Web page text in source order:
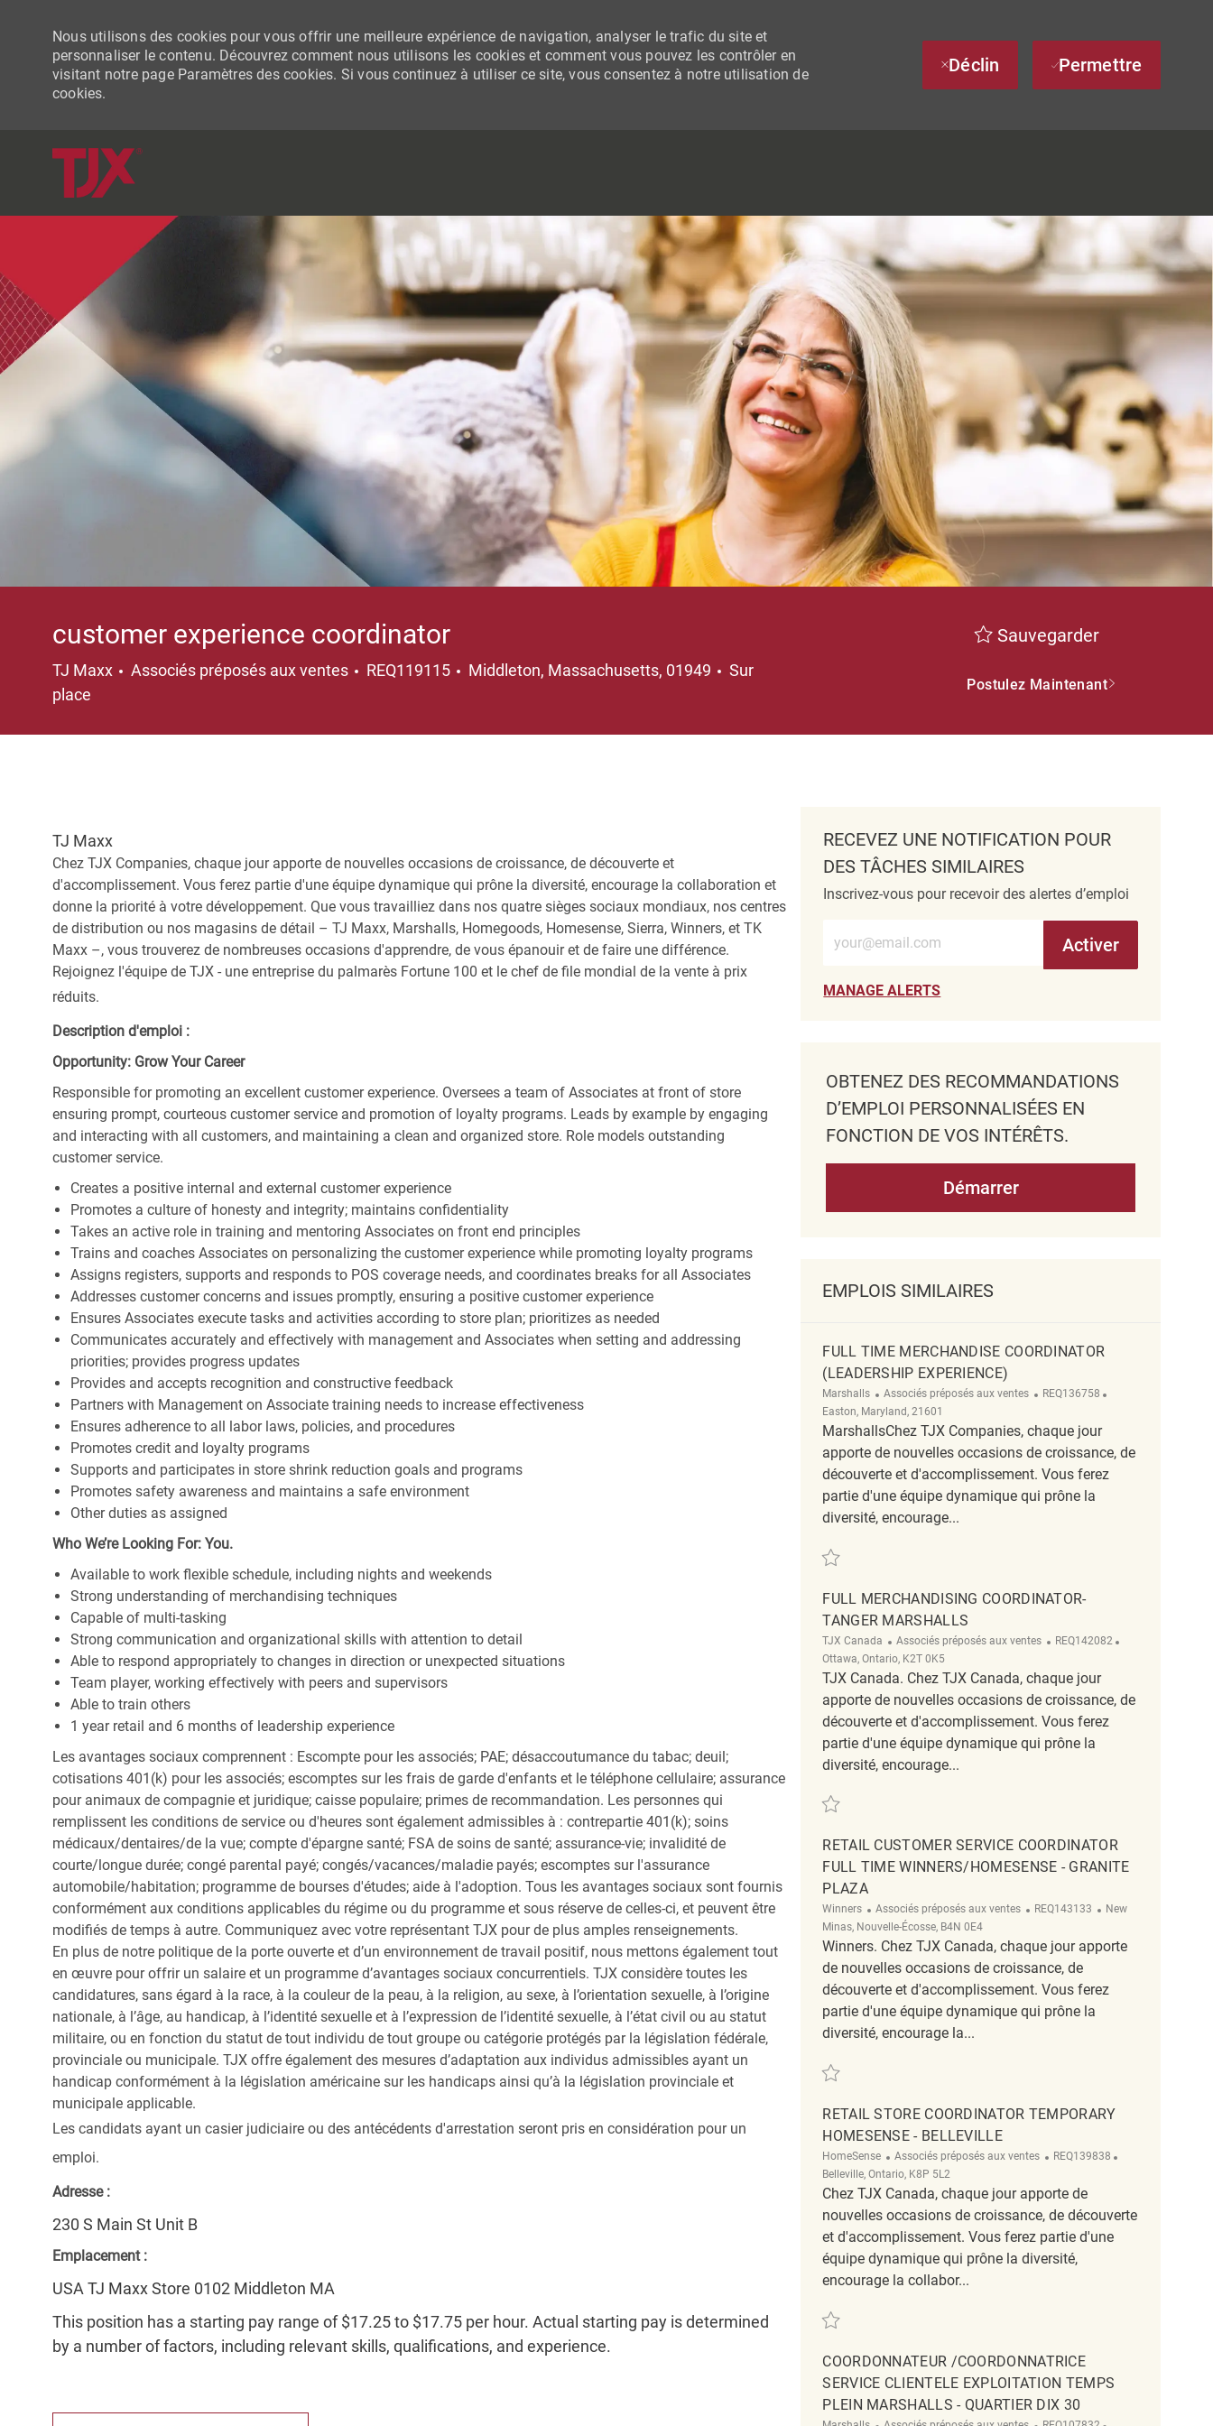
Nous utilisons des cookies pour vous offrir une meilleure expérience de navigation, analyser le trafic du site et
personnaliser le contenu. Découvrez comment nous utilisons les cookies et comment vous pouvez les contrôler en
visitant notre page Paramètres des cookies. Si vous continuez à utiliser ce site, vous consentez à notre utilisation de
cookies.
Déclin Permettre
customer experience coordinator
TJ Maxx Catégorie
Associés préposés aux ventes REQ119115 Emplacement
Middleton, Massachusetts, 01949
Sur
place
Sauvegarder
Postulez Maintenant
TJ Maxx
Chez TJX Companies, chaque jour apporte de nouvelles occasions de croissance, de découverte et
d'accomplissement. Vous ferez partie d'une équipe dynamique qui prône la diversité, encourage la collaboration et
donne la priorité à votre développement. Que vous travailliez dans nos quatre sièges sociaux mondiaux, nos centres
de distribution ou nos magasins de détail – TJ Maxx, Marshalls, Homegoods, Homesense, Sierra, Winners, et TK
Maxx –, vous trouverez de nombreuses occasions d'apprendre, de vous épanouir et de faire une différence.
Rejoignez l'équipe de TJX - une entreprise du palmarès Fortune 100 et le chef de file mondial de la vente à prix
réduits.
Description d'emploi :
Opportunity: Grow Your Career
Responsible for promoting an excellent customer experience. Oversees a team of Associates at front of store
ensuring prompt, courteous customer service and promotion of loyalty programs. Leads by example by engaging
and interacting with all customers, and maintaining a clean and organized store. Role models outstanding
customer service.
Creates a positive internal and external customer experience
Promotes a culture of honesty and integrity; maintains confidentiality
Takes an active role in training and mentoring Associates on front end principles
Trains and coaches Associates on personalizing the customer experience while promoting loyalty programs
Assigns registers, supports and responds to POS coverage needs, and coordinates breaks for all Associates
Addresses customer concerns and issues promptly, ensuring a positive customer experience
Ensures Associates execute tasks and activities according to store plan; prioritizes as needed
Communicates accurately and effectively with management and Associates when setting and addressing
priorities; provides progress updates
Provides and accepts recognition and constructive feedback
Partners with Management on Associate training needs to increase effectiveness
Ensures adherence to all labor laws, policies, and procedures
Promotes credit and loyalty programs
Supports and participates in store shrink reduction goals and programs
Promotes safety awareness and maintains a safe environment
Other duties as assigned
Who We’re Looking For: You.
Available to work flexible schedule, including nights and weekends
Strong understanding of merchandising techniques
Capable of multi-tasking
Strong communication and organizational skills with attention to detail
Able to respond appropriately to changes in direction or unexpected situations
Team player, working effectively with peers and supervisors
Able to train others
1 year retail and 6 months of leadership experience
Les avantages sociaux comprennent : Escompte pour les associés; PAE; désaccoutumance du tabac; deuil;
cotisations 401(k) pour les associés; escomptes sur les frais de garde d'enfants et le téléphone cellulaire; assurance
pour animaux de compagnie et juridique; caisse populaire; primes de recommandation. Les personnes qui
remplissent les conditions de service ou d'heures sont également admissibles à : contrepartie 401(k); soins
médicaux/dentaires/de la vue; compte d'épargne santé; FSA de soins de santé; assurance-vie; invalidité de
courte/longue durée; congé parental payé; congés/vacances/maladie payés; escomptes sur l'assurance
automobile/habitation; programme de bourses d'études; aide à l'adoption. Tous les avantages sociaux sont fournis
conformément aux conditions applicables du régime ou du programme et sous réserve de celles-ci, et peuvent être
modifiés de temps à autre. Communiquez avec votre représentant TJX pour de plus amples renseignements.
En plus de notre politique de la porte ouverte et d’un environnement de travail positif, nous mettons également tout
en œuvre pour offrir un salaire et un programme d’avantages sociaux concurrentiels. TJX considère toutes les
candidatures, sans égard à la race, à la couleur de la peau, à la religion, au sexe, à l’orientation sexuelle, à l’origine
nationale, à l’âge, au handicap, à l’identité sexuelle et à l’expression de l’identité sexuelle, à l’état civil ou au statut
militaire, ou en fonction du statut de tout individu de tout groupe ou catégorie protégés par la législation fédérale,
provinciale ou municipale. TJX offre également des mesures d’adaptation aux individus admissibles ayant un
handicap conformément à la législation américaine sur les handicaps ainsi qu’à la législation provinciale et
municipale applicable.
Les candidats ayant un casier judiciaire ou des antécédents d'arrestation seront pris en considération pour un
emploi.
Adresse :
230 S Main St Unit B
Emplacement :
USA TJ Maxx Store 0102 Middleton MA
This position has a starting pay range of $17.25 to $17.75 per hour. Actual starting pay is determined
by a number of factors, including relevant skills, qualifications, and experience.
RECEVEZ UNE NOTIFICATION POUR
DES TÂCHES SIMILAIRES
Inscrivez-vous pour recevoir des alertes d’emploi
Entrez l’adresse e-mail (obligatoire)
Activer
MANAGE ALERTS
OBTENEZ DES RECOMMANDATIONS
D’EMPLOI PERSONNALISÉES EN
FONCTION DE VOS INTÉRÊTS.
Démarrer
EMPLOIS SIMILAIRES
FULL TIME MERCHANDISE COORDINATOR
(LEADERSHIP EXPERIENCE)
Marshalls Catégorie
Associés préposés aux ventes ReqId
REQ136758
Easton, Maryland, 21601
MarshallsChez TJX Companies, chaque jour
apporte de nouvelles occasions de croissance, de
découverte et d'accomplissement. Vous ferez
partie d'une équipe dynamique qui prône la
diversité, encourage...
FULL MERCHANDISING COORDINATOR-
TANGER MARSHALLS
TJX Canada Catégorie
Associés préposés aux ventes ReqId
REQ142082
Ottawa, Ontario, K2T 0K5
TJX Canada. Chez TJX Canada, chaque jour
apporte de nouvelles occasions de croissance, de
découverte et d'accomplissement. Vous ferez
partie d'une équipe dynamique qui prône la
diversité, encourage...
Sauvegarder full merchandising coordinator-Tanger Marshalls REQ142082
RETAIL CUSTOMER SERVICE COORDINATOR
FULL TIME WINNERS/HOMESENSE - GRANITE
PLAZA
Winners Catégorie
Associés préposés aux ventes ReqId
REQ143133 Emplacement
New
Minas, Nouvelle-Écosse, B4N 0E4
Winners. Chez TJX Canada, chaque jour apporte
de nouvelles occasions de croissance, de
découverte et d'accomplissement. Vous ferez
partie d'une équipe dynamique qui prône la
diversité, encourage la...
Sauvegarder Retail Customer Service Coordinator Full Time Winners/
RETAIL STORE COORDINATOR TEMPORARY
HOMESENSE - BELLEVILLE
HomeSense Catégorie
Associés préposés aux ventes ReqId
REQ139838
Belleville, Ontario, K8P 5L2
Chez TJX Canada, chaque jour apporte de
nouvelles occasions de croissance, de découverte
et d'accomplissement. Vous ferez partie d'une
équipe dynamique qui prône la diversité,
encourage la collabor...
Sauvegarder Retail Store Coordinator Temporary HomeSense - Belleville
COORDONNATEUR /COORDONNATRICE
SERVICE CLIENTELE EXPLOITATION TEMPS
PLEIN MARSHALLS - QUARTIER DIX 30